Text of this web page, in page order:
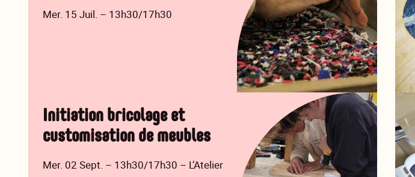
Mer. 15 Juil. – 13h30/17h30
Initiation bricolage et
customisation de meubles
Mer. 02 Sept. – 13h30/17h30 – L’Atelier